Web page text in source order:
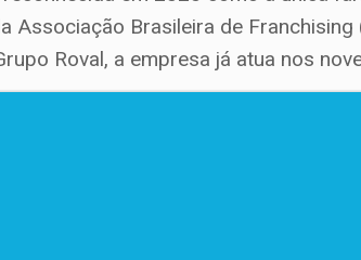
Associação Brasileira de
Roval, a empresa já atua nos